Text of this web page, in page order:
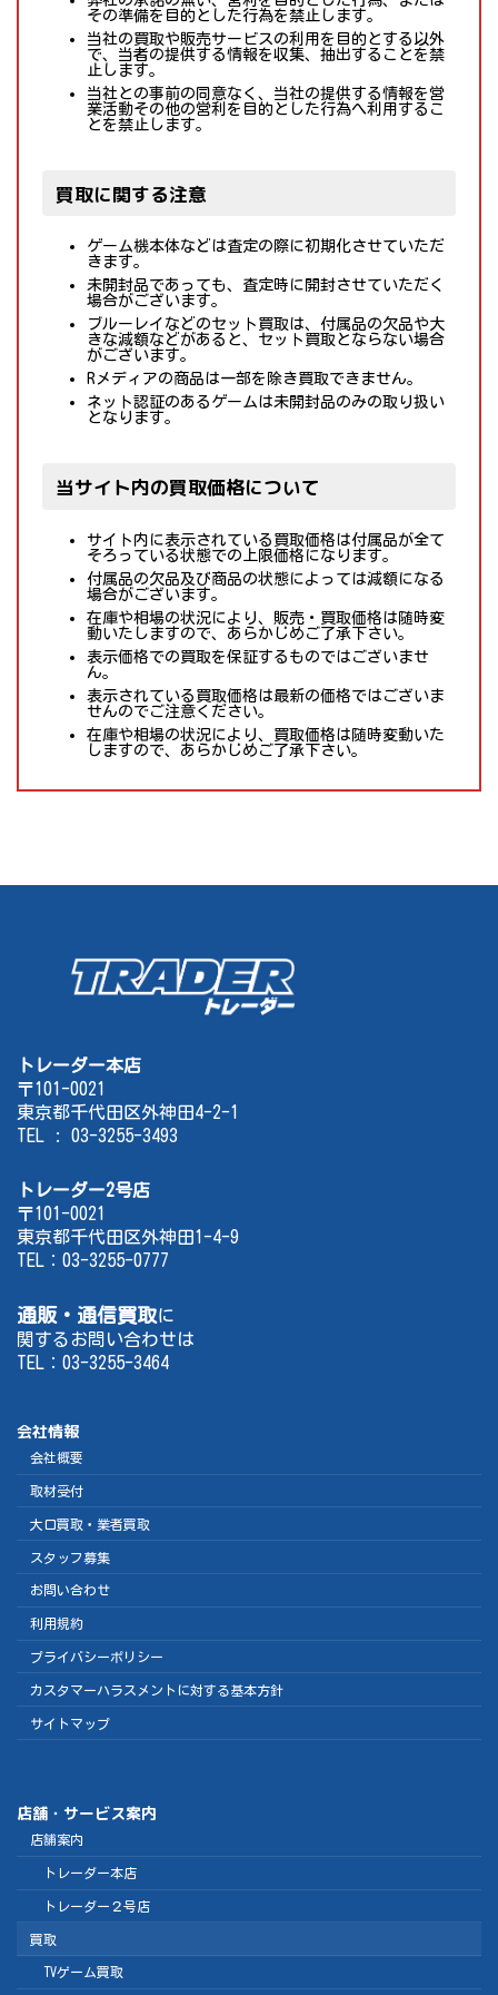
その準備を目的とした行為を禁止します。
当社の買取や販売サービスの利用を目的とする以外
で、当者の提供する情報を収集、抽出することを禁
止します。
当社との事前の同意なく、当社の提供する情報を営
業活動その他の営利を目的とした行為へ利用するこ
とを禁止します。
買取に関する注意
ゲーム機本体などは査定の際に初期化させていただ
きます。
未開封品であっても、査定時に開封させていただく
場合がございます。
ブルーレイなどのセット買取は、付属品の欠品や大
きな減額などがあると、セット買取とならない場合
がございます。
Rメディアの商品は一部を除き買取できません。
ネット認証のあるゲームは未開封品のみの取り扱い
となります。
当サイト内の買取価格について
サイト内に表示されている買取価格は付属品が全て
そろっている状態での上限価格になります。
付属品の欠品及び商品の状態によっては減額になる
場合がございます。
在庫や相場の状況により、販売・買取価格は随時変
動いたしますので、あらかじめご了承下さい。
表示価格での買取を保証するものではございませ
ん。
表示されている買取価格は最新の価格ではございま
せんのでご注意ください。
在庫や相場の状況により、買取価格は随時変動いた
しますので、あらかじめご了承下さい。
トレーダー本店
〒101-0021
東京都千代田区外神田4-2-1
TEL : 03-3255-3493
トレーダー2号店
〒101-0021
東京都千代田区外神田1-4-9
TEL：03-3255-0777
通販・通信買取に
関するお問い合わせは
TEL：03-3255-3464
会社情報
会社概要
取材受付
大口買取・業者買取
スタッフ募集
お問い合わせ
利用規約
プライバシーポリシー
カスタマーハラスメントに対する基本方針
サイトマップ
店舗・サービス案内
店舗案内
トレーダー本店
トレーダー２号店
買取
TVゲーム買取